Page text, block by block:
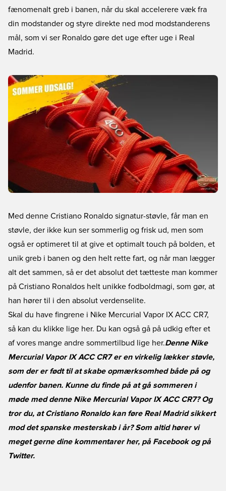
fænomenalt greb i banen, når du skal accelerere væk fra
din modstander og styre direkte ned mod modstanderens
mål, som vi ser Ronaldo gøre det uge efter uge i Real
Madrid.
Med denne Cristiano Ronaldo signatur-støvle, får man en
støvle, der ikke kun ser sommerlig og frisk ud, men som
også er optimeret til at give et optimalt touch på bolden, et
unik greb i banen og den helt rette fart, og når man lægger
alt det sammen, så er det absolut det tætteste man kommer
på Cristiano Ronaldos helt unikke fodboldmagi, som gør, at
han hører til i den absolut verdenselite.
Skal du have fingrene i Nike Mercurial Vapor IX ACC CR7,
så kan du klikke lige her. Du kan også gå på udkig efter et
af vores mange andre sommertilbud lige her.Denne Nike
Mercurial Vapor IX ACC CR7 er en virkelig lækker støvle,
som der er født til at skabe opmærksomhed både på og
udenfor banen. Kunne du finde på at gå sommeren i
møde med denne Nike Mercurial Vapor IX ACC CR7? Og
tror du, at Cristiano Ronaldo kan føre Real Madrid sikkert
mod det spanske mesterskab i år? Som altid hører vi
meget gerne dine kommentarer her, på Facebookog på
Twitter.